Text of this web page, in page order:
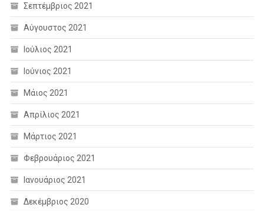
Σεπτέμβριος 2021
Αύγουστος 2021
Ιούλιος 2021
Ιούνιος 2021
Μάιος 2021
Απρίλιος 2021
Μάρτιος 2021
Φεβρουάριος 2021
Ιανουάριος 2021
Δεκέμβριος 2020